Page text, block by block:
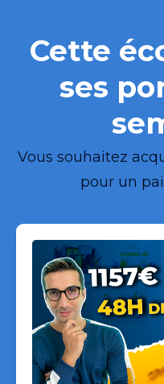
Cette
ses
Vous souhaitez
pour un